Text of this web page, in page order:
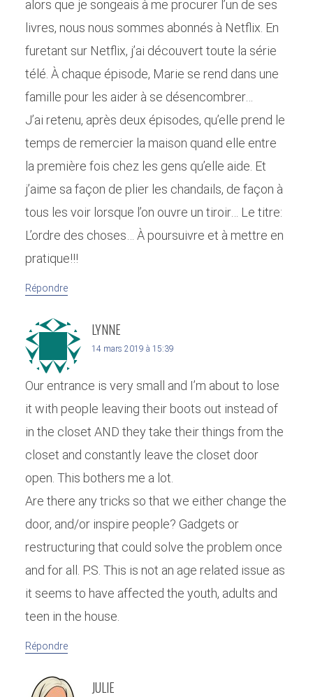
alors que je songeais à me procurer l’un de ses
livres, nous nous sommes abonnés à Netflix. En
furetant sur Netflix, j’ai découvert toute la série
télé. À chaque épisode, Marie se rend dans une
famille pour les aider à se désencombrer…
J’ai retenu, après deux épisodes, qu’elle prend le
temps de remercier la maison quand elle entre
la première fois chez les gens qu’elle aide. Et
j’aime sa façon de plier les chandails, de façon à
tous les voir lorsque l’on ouvre un tiroir… Le titre:
L’ordre des choses… À poursuivre et à mettre en
pratique!!!
Répondre
LYNNE
14 mars 2019 à 15:39
Our entrance is very small and I’m about to lose
it with people leaving their boots out instead of
in the closet AND they take their things from the
closet and constantly leave the closet door
open. This bothers me a lot.
Are there any tricks so that we either change the
door, and/or inspire people? Gadgets or
restructuring that could solve the problem once
and for all. P.S. This is not an age related issue as
it seems to have affected the youth, adults and
teen in the house.
Répondre
JULIE